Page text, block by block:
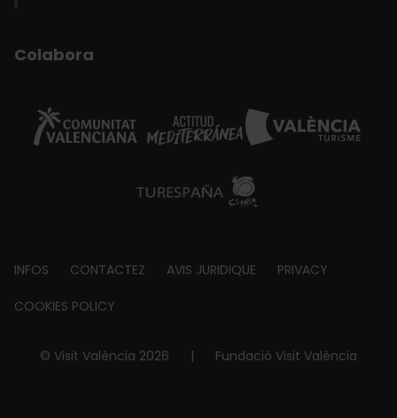
Colabora
Footer
about
INFOS CONTACTEZ AVIS JURIDIQUE PRIVACY
COOKIES POLICY
© Visit València 2026 | Fundació Visit València